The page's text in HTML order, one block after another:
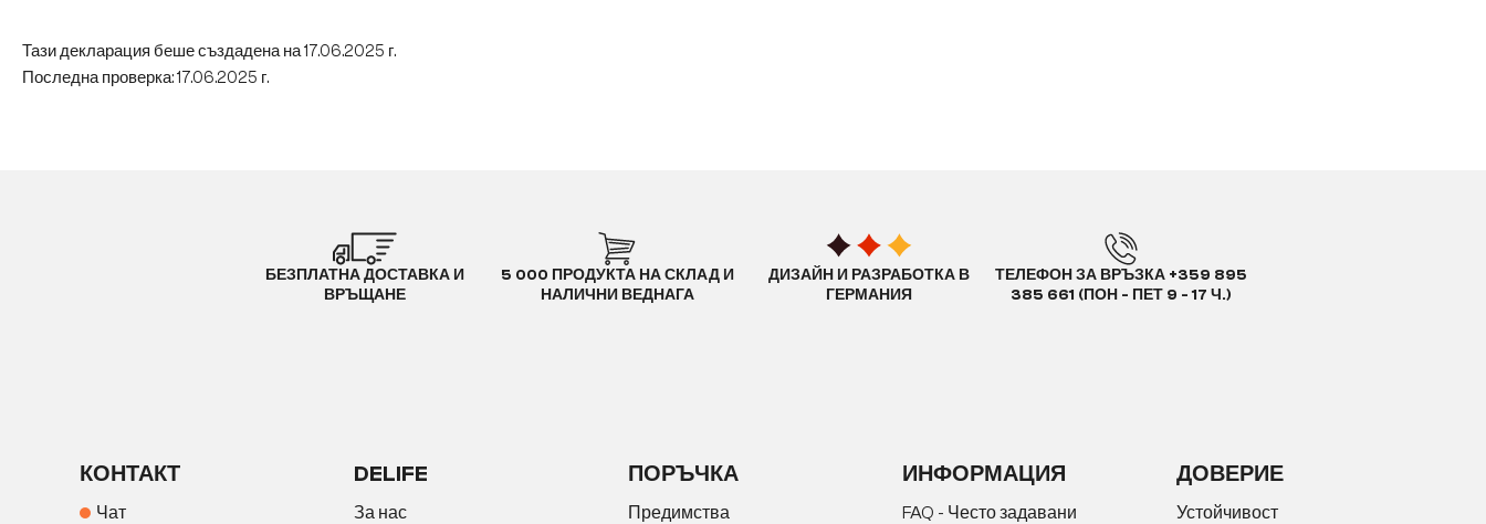
Тази декларация беше създадена на 17.06.2025 г.
Последна проверка: 17.06.2025 г.
БЕЗПЛАТНА ДОСТАВКА И
ВРЪЩАНЕ
5 000 ПРОДУКТА НА СКЛАД И
НАЛИЧНИ ВЕДНАГА
ДИЗАЙН И РАЗРАБОТКА В
ГЕРМАНИЯ
ТЕЛЕФОН ЗА ВРЪЗКА +359 895
385 661 (ПОН - ПЕТ 9 - 17 Ч.)
КОНТАКТ
Чат
DELIFE
За нас
ПОРЪЧКА
Предимства
ИНФОРМАЦИЯ
FAQ - Често задавани
ДОВЕРИЕ
Устойчивост